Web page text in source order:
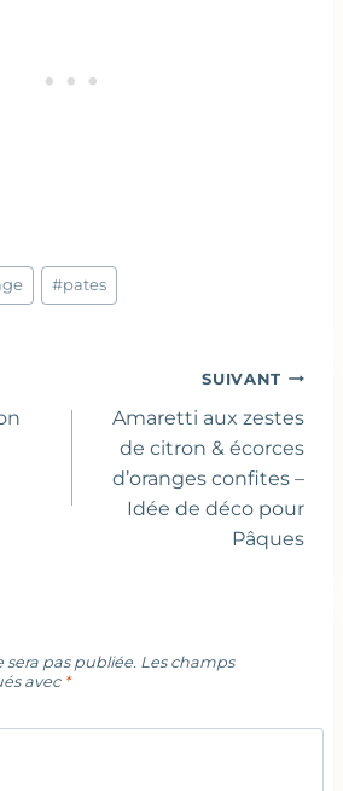
#pates
SUIVANT
Amaretti aux zestes
de citron & écorces
d’oranges confites –
Idée de déco pour
Pâques
sera pas publiée. Les champs
avec *